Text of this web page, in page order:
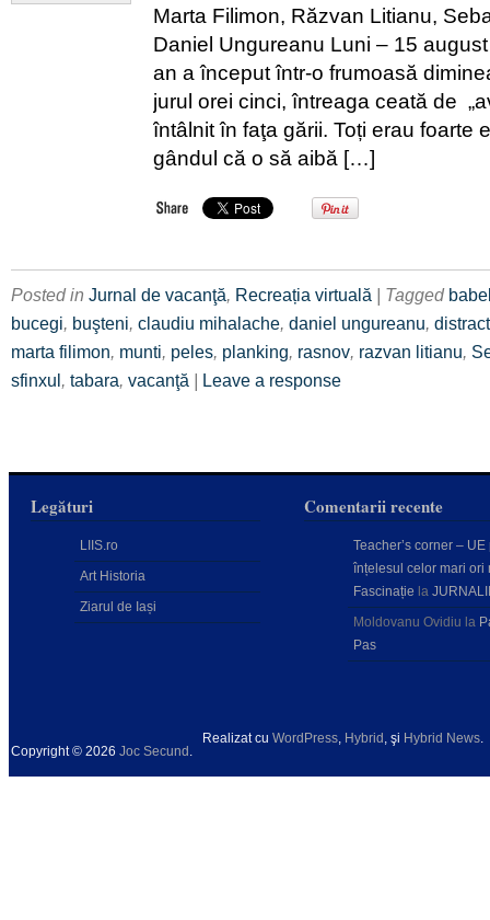
Marta Filimon, Răzvan Litianu,
Daniel Ungureanu Luni – 15
an a început într-o frumoasă
jurul orei cinci, întreaga ceată de
întâlnit în faţa gării. Toți erau foarte
gândul că o să aibă […]
Posted in Jurnal de vacanţă, Recreația virtuală | Tagged
bucegi, buşteni, claudiu mihalache, daniel ungureanu,
marta filimon, munti, peles, planking, rasnov, razvan litianu,
sfinxul, tabara, vacanţă | Leave a response
Legături
LIIS.ro
Art Historia
Ziarul de Iași
Comentarii recente
Teacher’s corner – UE
înțelesul celor mari ori
Fascinație la
Moldovanu Ovidiu la
Pas
Copyright © 2026 Joc Secund
Realizat cu WordPress Hybrid , şi Hybrid News